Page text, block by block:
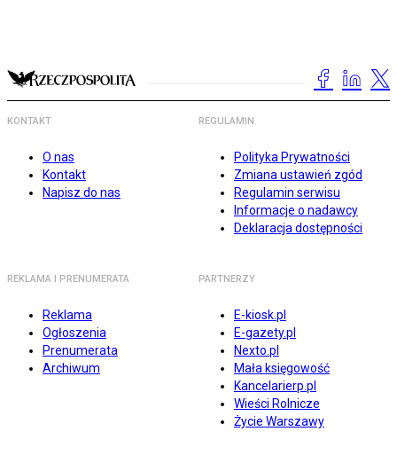
KONTAKT
O nas
Kontakt
Napisz do nas
REGULAMIN
Polityka Prywatności
Zmiana ustawień zgód
Regulamin serwisu
Informacje o nadawcy
Deklaracja dostępności
REKLAMA I PRENUMERATA
Reklama
Ogłoszenia
Prenumerata
Archiwum
PARTNERZY
E-kiosk.pl
E-gazety.pl
Nexto.pl
Mała księgowość
Kancelarierp.pl
Wieści Rolnicze
Życie Warszawy